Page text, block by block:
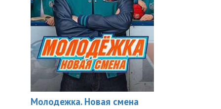
Молодежка. Новая смена